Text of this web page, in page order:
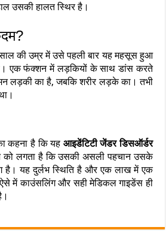
उसकी हालत स्थिर है।
की उम्र में उसे पहली बार यह महसूस हुआ
एक फंक्शन में लड़कियों के साथ डांस करते
लड़की का है, जबकि शरीर लड़के का। तभी
कहना है कि यह आइडेंटिटी जेंडर डिसऑर्डर
को लगता है कि उसकी असली पहचान उसके
यह दुर्लभ स्थिति है और एक लाख में एक
में काउंसलिंग और सही मेडिकल गाइडेंस ही